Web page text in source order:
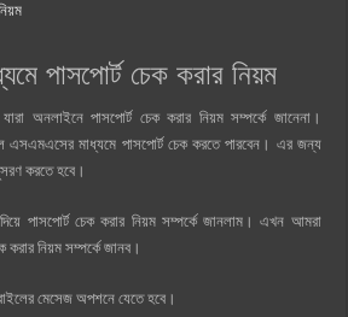
পাসপোর্ট চেক করার নিয়ম
অনলাইনে পাসপোর্ট চেক করার নিয়ম সম্পর্কে জানেনা।
এসএমএসের মাধ্যমে পাসপোর্ট চেক করতে পারবেন। এর জন্য
করতে হবে।
পাসপোর্ট চেক করার নিয়ম সম্পর্কে জানলাম। এখন আমরা
নিয়ম সম্পর্কে জানব।
মেসেজ অপশনে যেতে হবে।